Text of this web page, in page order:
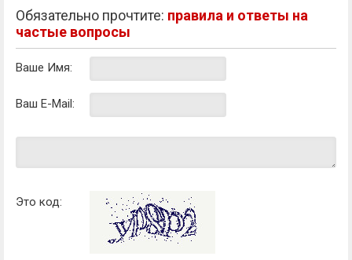
Обязательно прочтите: правила и ответы на
частые вопросы
Ваше Имя:
Ваш E-Mail:
Это код: